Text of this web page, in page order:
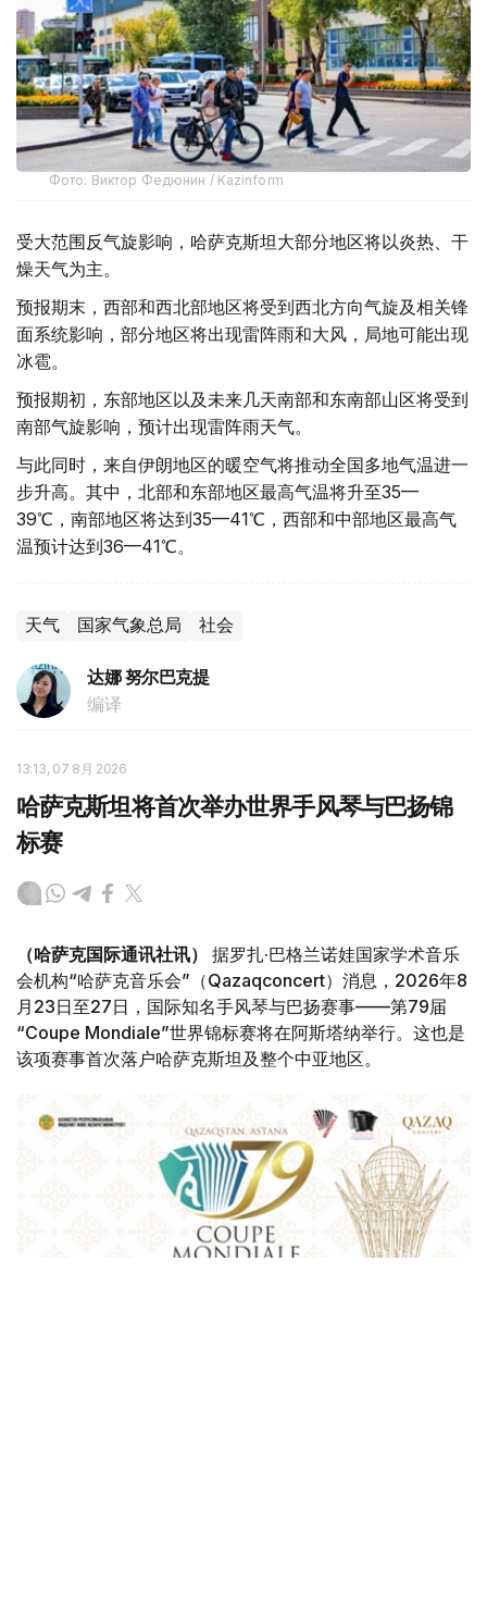
Фото: Виктор Федюнин / Kazinform
受大范围反气旋影响，哈萨克斯坦大部分地区将以炎热、干
燥天气为主。
预报期末，西部和西北部地区将受到西北方向气旋及相关锋
面系统影响，部分地区将出现雷阵雨和大风，局地可能出现
冰雹。
预报期初，东部地区以及未来几天南部和东南部山区将受到
南部气旋影响，预计出现雷阵雨天气。
与此同时，来自伊朗地区的暖空气将推动全国多地气温进一
步升高。其中，北部和东部地区最高气温将升至35—
39℃，南部地区将达到35—41℃，西部和中部地区最高气
温预计达到36—41℃。
天气 国家气象总局 社会
达娜 努尔巴克提
编译
13:13, 07 8月 2026
哈萨克斯坦将首次举办世界手风琴与巴扬锦
标赛
（哈萨克国际通讯社讯）
据罗扎·巴格兰诺娃国家学术音乐
会机构“哈萨克音乐会”（Qazaqconcert）消息，2026年8
月23日至27日，国际知名手风琴与巴扬赛事——第79届
“Coupe Mondiale”世界锦标赛将在阿斯塔纳举行。这也是
该项赛事首次落户哈萨克斯坦及整个中亚地区。